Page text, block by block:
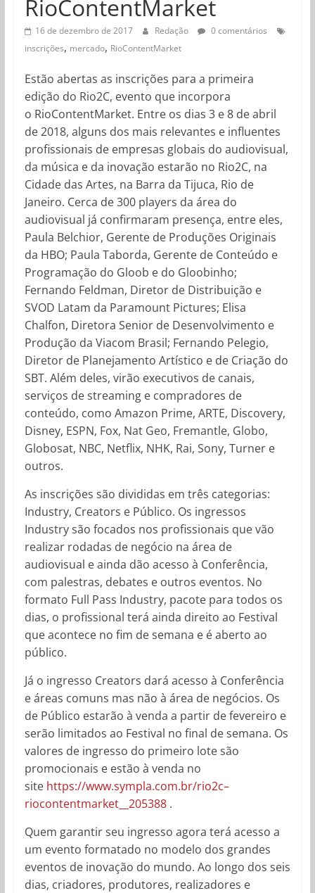
RioContentMarket
16 de dezembro de 2017 Redação
0 comentários
inscrições, mercado, RioContentMarket
Estão abertas as inscrições para a primeira
edição do Rio2C, evento que incorpora
o RioContentMarket. Entre os dias 3 e 8 de abril
de 2018, alguns dos mais relevantes e influentes
profissionais de empresas globais do audiovisual,
da música e da inovação estarão no Rio2C, na
Cidade das Artes, na Barra da Tijuca, Rio de
Janeiro. Cerca de 300 players da área do
audiovisual já confirmaram presença, entre eles,
Paula Belchior, Gerente de Produções Originais
da HBO; Paula Taborda, Gerente de Conteúdo e
Programação do Gloob e do Gloobinho;
Fernando Feldman, Diretor de Distribuição e
SVOD Latam da Paramount Pictures; Elisa
Chalfon, Diretora Senior de Desenvolvimento e
Produção da Viacom Brasil; Fernando Pelegio,
Diretor de Planejamento Artístico e de Criação do
SBT. Além deles, virão executivos de canais,
serviços de streaming e compradores de
conteúdo, como Amazon Prime, ARTE, Discovery,
Disney, ESPN, Fox, Nat Geo, Fremantle, Globo,
Globosat, NBC, Netflix, NHK, Rai, Sony, Turner e
outros.
As inscrições são divididas em três categorias:
Industry, Creators e Público. Os ingressos
Industry são focados nos profissionais que vão
realizar rodadas de negócio na área de
audiovisual e ainda dão acesso à Conferência,
com palestras, debates e outros eventos. No
formato Full Pass Industry, pacote para todos os
dias, o profissional terá ainda direito ao Festival
que acontece no fim de semana e é aberto ao
público.
Já o ingresso Creators dará acesso à Conferência
e áreas comuns mas não à área de negócios. Os
de Público estarão à venda a partir de fevereiro e
serão limitados ao Festival no final de semana. Os
valores de ingresso do primeiro lote são
promocionais e estão à venda no
site https://www.sympla.com.br/rio2c–
riocontentmarket__205388.
Quem garantir seu ingresso agora terá acesso a
um evento formatado no modelo dos grandes
eventos de inovação do mundo. Ao longo dos seis
dias, criadores, produtores, realizadores e